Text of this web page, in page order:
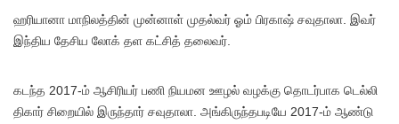
ஹரியானா மாநிலத்தின் முன்னாள் முதல்வர் ஓம் பிரகாஷ் சவுதாலா. இவர்
இந்திய தேசிய லோக் தள கட்சித் தலைவர்.
கடந்த 2017-ம் ஆசிரியர் பணி நியமன ஊழல் வழக்கு தொடர்பாக டெல்லி
திகார் சிறையில் இருந்தார் சவுதாலா. அங்கிருந்தபடியே 2017-ம் ஆண்டு